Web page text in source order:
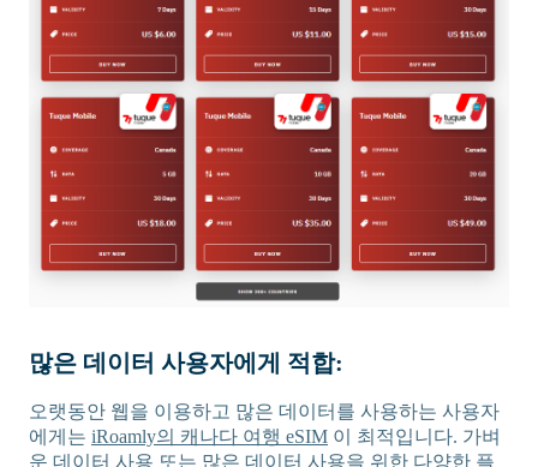
많은 데이터 사용자에게 적합:
오랫동안 웹을 이용하고 많은 데이터를 사용하는 사용자
에게는 iRoamly의 캐나다 여행 eSIM 이 최적입니다. 가벼
운 데이터 사용 또는 많은 데이터 사용을 위한 다양한 플